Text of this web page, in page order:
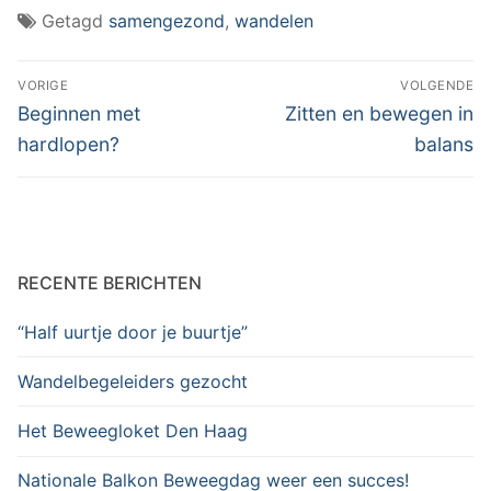
Getagd samengezond, wandelen
Berichtnavigatie
VORIGE
Vorig
bericht:
Beginnen met
hardlopen?
VOLGENDE
Volgend
Zitten en bewegen in
balans
RECENTE BERICHTEN
“Half uurtje door je buurtje”
Wandelbegeleiders gezocht
Het Beweegloket Den Haag
Nationale Balkon Beweegdag weer een succes!